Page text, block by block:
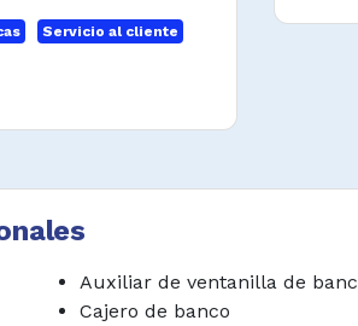
y
balance diario
calculadoras y
acuerdo con
con normativa
Servicio al cliente
Auxiliar de ventanilla de
Cajero de banco